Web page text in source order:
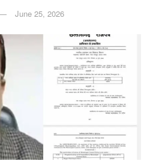
June 25, 2026